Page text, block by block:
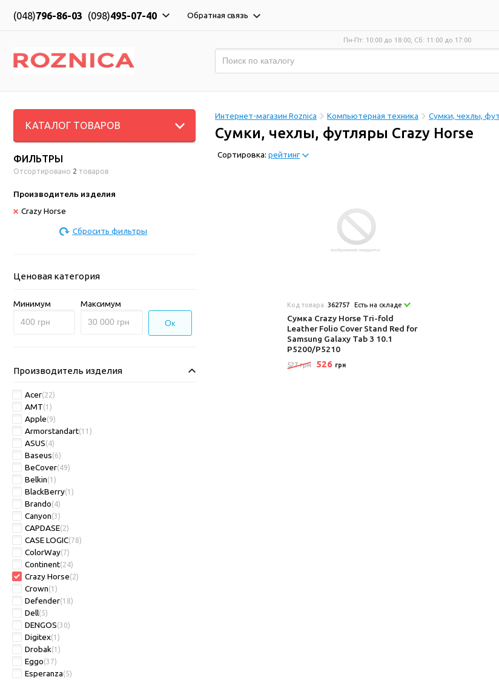
(048)796-86-03 (098)495-07-40 Обратная связь
Пн-Пт: 10:00 до 18:00, Сб: 11:00 до 17:00
КАТАЛОГ ТОВАРОВ
ФИЛЬТРЫ
Отсортировано 2 товаров
Производитель изделия
Crazy Horse
Сбросить фильтры
Ценовая категория
Минимум Максимум
Ок
Производитель изделия
Acer(22)
AMT(1)
Apple(9)
Armorstandart(11)
ASUS(4)
Baseus(6)
BeCover(49)
Belkin(1)
BlackBerry(1)
Brando(4)
Canyon(3)
CAPDASE(2)
CASE LOGIC(78)
ColorWay(7)
Continent(24)
Crazy Horse(2)
Crown(1)
Defender(18)
Dell(5)
DENGOS(30)
Digitex(1)
Drobak(1)
Eggo(37)
Esperanza(5)
Интернет-магазин Roznica Компьютерная техника Сумки, чехлы,
Сумки, чехлы, футляры Crazy Horse
Сортировка: рейтинг
Код товара: 362757 Есть на складе
Сумка Crazy Horse Tri-fold
Leather Folio Cover Stand Red for
Samsung Galaxy Tab 3 10.1
P5200/P5210
527 грн 526 грн